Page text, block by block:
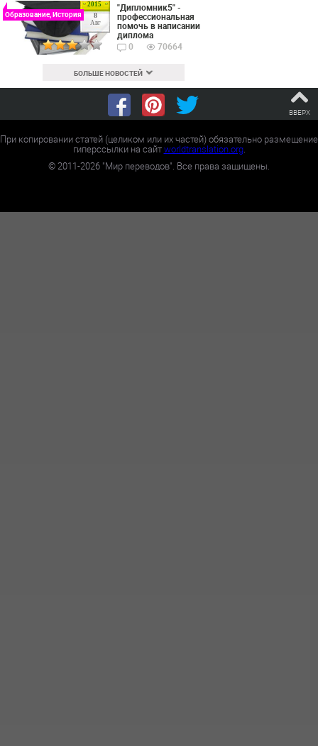
2015
8
Авг
Образование, История
"Дипломник5" -
профессиональная
помочь в написании
диплома
0
70664
БОЛЬШЕ НОВОСТЕЙ
ВВЕРХ
При копировании статей (целиком или их частей) обязательно размещение
гиперссылки на сайтworldtranslation.org.
©2011-2026 "Мир переводов". Все права защищены.